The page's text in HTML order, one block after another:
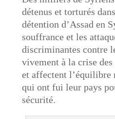
détenus et torturés
détention d’Assad en
souffrance et les
discriminantes contre
vivement à la crise
et affectent l’équilibre
qui ont fui leur pays
sécurité.